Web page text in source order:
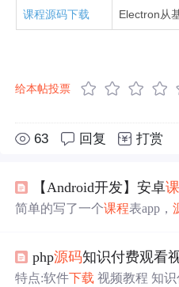
课程源码下载 Electron从
给本帖投票
63 回复 打赏
【Android开发】安卓
简单的写了一个课程表app，
php源码知识付费观看
特点:软件下载 视频教程 知